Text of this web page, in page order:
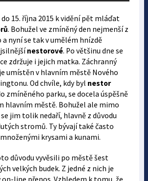
15. října 2015 k vidění pět mláďat
. Bohužel ve zmíněný den nejmenší z
nyní se tak v umělém hnízdě
nestorové. Po většinu dne se
zdržuje i jejich matka. Záchranný
umístěn v hlavním městě Nového
Od chvíle, kdy byl nestor
zmíněného parku, se docela úspěšně
hlavním městě. Bohužel ale mimo
jim tolik nedaří, hlavně z důvodu
stromů. Ty bývají také často
krysami a kunami.
důvodu vyvěsili po městě šest
velkých budek. Z jedné z nich je
line přenos. Vzhledem k tomu, že